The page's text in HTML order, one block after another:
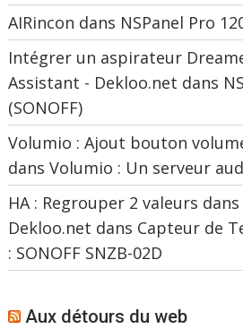
AIRincon dans NSPanel Pro
Intégrer un aspirateur
Assistant - Dekloo.net dans
(SONOFF)
Volumio : Ajout bouton
dansVolumio : Un serveur
HA : Regrouper 2 valeurs
Dekloo.net dans Capteur de
: SONOFF SNZB-02D
Aux détours du web